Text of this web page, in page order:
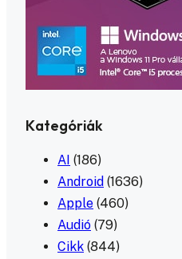
Kategóriák
AI (186)
Android (1636)
Apple (460)
Audió (79)
Cikk (844)